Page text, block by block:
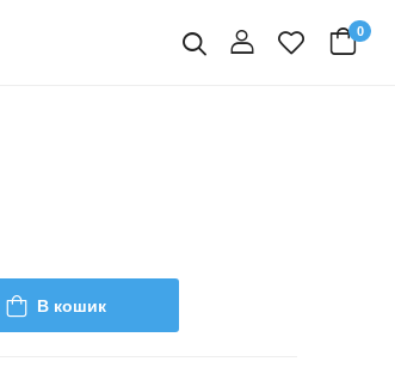
Пошуквхід
0
В кошик